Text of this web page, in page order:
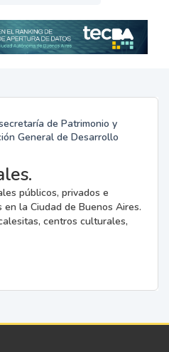
de Patrimonio y
General de Desarrollo
públicos, privados e
la Ciudad de Buenos Aires.
centros culturales,